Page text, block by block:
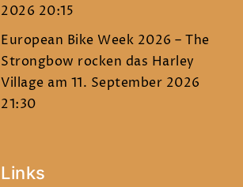
2026 20:15
European Bike Week 2026 – The
Strongbow rocken das Harley
Village am 11. September 2026
21:30
Links